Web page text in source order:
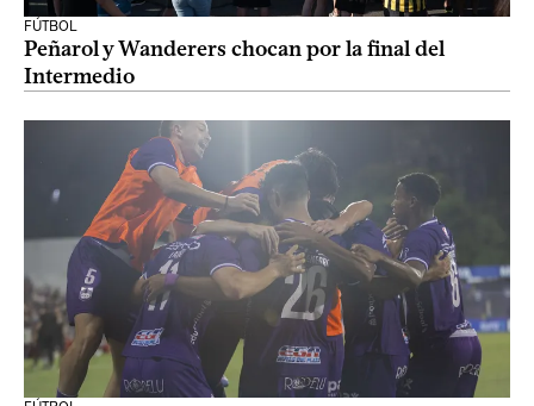
FÚTBOL
Peñarol y Wanderers chocan por la final del
Intermedio